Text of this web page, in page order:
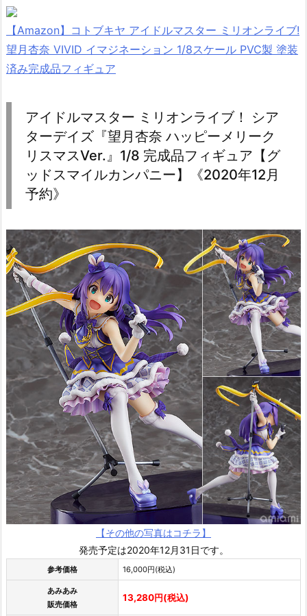
【Amazon】コトブキヤ アイドルマスター ミリオンライブ!
望月杏奈 VIVID イマジネーション 1/8スケール PVC製 塗装
済み完成品フィギュア
アイドルマスター ミリオンライブ！ シア
ターデイズ『望月杏奈 ハッピーメリーク
リスマスVer.』1/8 完成品フィギュア【グ
ッドスマイルカンパニー】《2020年12月
予約》
【その他の写真はコチラ】
発売予定は2020年12月31日です。
参考価格 16,000円(税込)
あみあみ
販売価格
13,280円(税込)